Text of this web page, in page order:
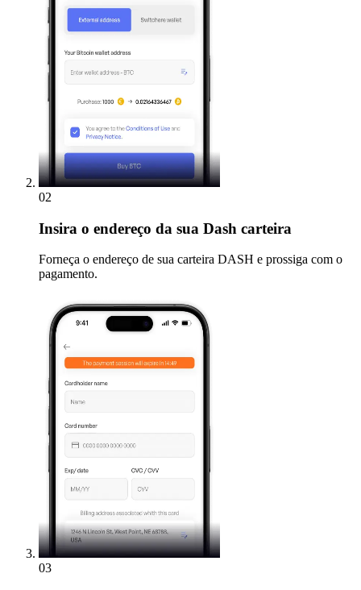
02
Insira o endereço da sua Dash carteira
Forneça o endereço de sua carteira DASH e prossiga com o
pagamento.
03